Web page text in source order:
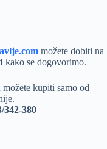
možete dobiti na
kako se dogovorimo.
možete kupiti samo od
342-380